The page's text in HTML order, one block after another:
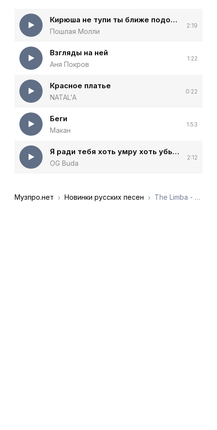
Кирюша не тупи ты ближе подойди
Пошлая Молли
2:19
Взгляды на ней
Аня Покров
1:22
Красное платье
NATAL'A
0:22
Беги
Макан
1:53
Я ради тебя хоть умру хоть убью человека
OG Buda
2:12
Музпро.нет Новинки русских песен The Limba - Ближе к тебе